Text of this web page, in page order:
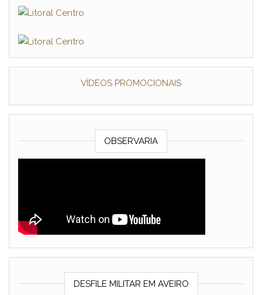
VÍDEOS PROMOCIONAIS
OBSERVARIA
DESFILE MILITAR EM AVEIRO